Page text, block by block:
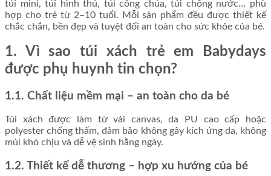
túi mini, túi hình thú, túi công chúa, túi chống nước… phù
hợp cho trẻ từ 2–10 tuổi. Mỗi sản phẩm đều được thiết kế
chắc chắn, bền đẹp và tuyệt đối an toàn cho sức khỏe của bé.
1. Vì sao túi xách trẻ em Babydays
được phụ huynh tin chọn?
1.1. Chất liệu mềm mại – an toàn cho da bé
Túi xách được làm từ vải canvas, da PU cao cấp hoặc
polyester chống thấm, đảm bảo không gây kích ứng da, không
mùi khó chịu và dễ vệ sinh hằng ngày.
1.2. Thiết kế dễ thương – hợp xu hướng của bé